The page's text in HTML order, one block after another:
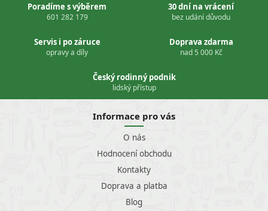
Poradíme s výběrem
601 282 179
30 dní na vrácení
bez udání důvodu
Servis i po záruce
opravy a díly
Doprava zdarma
nad 5 000 Kč
Český rodinný podnik
lidský přístup
Informace pro vás
O nás
Hodnocení obchodu
Kontakty
Doprava a platba
Blog